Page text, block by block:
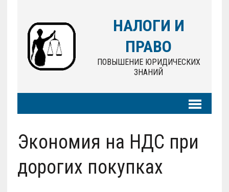
НАЛОГИ И
ПРАВО
ПОВЫШЕНИЕ ЮРИДИЧЕСКИХ
ЗНАНИЙ
Экономия на НДС при
дорогих покупках